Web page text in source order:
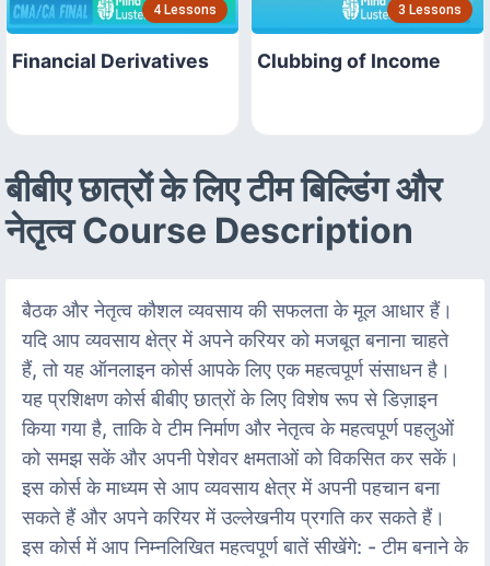
4 Lessons
Financial Derivatives
3 Lessons
Clubbing of Income
बीबीए छात्रों के लिए टीम बिल्डिंग और
नेतृत्व Course Description
बैठक और नेतृत्व कौशल व्यवसाय की सफलता के मूल आधार हैं।
यदि आप व्यवसाय क्षेत्र में अपने करियर को मजबूत बनाना चाहते
हैं, तो यह ऑनलाइन कोर्स आपके लिए एक महत्वपूर्ण संसाधन है।
यह प्रशिक्षण कोर्स बीबीए छात्रों के लिए विशेष रूप से डिज़ाइन
किया गया है, ताकि वे टीम निर्माण और नेतृत्व के महत्वपूर्ण पहलुओं
को समझ सकें और अपनी पेशेवर क्षमताओं को विकसित कर सकें।
इस कोर्स के माध्यम से आप व्यवसाय क्षेत्र में अपनी पहचान बना
सकते हैं और अपने करियर में उल्लेखनीय प्रगति कर सकते हैं।
इस कोर्स में आप निम्नलिखित महत्वपूर्ण बातें सीखेंगे: - टीम बनाने के